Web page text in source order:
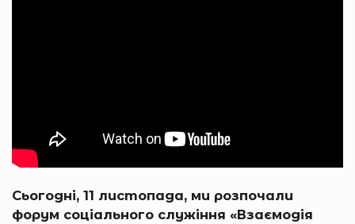
Сьогодні, 11 листопада, ми розпочали
форум соціального служіння «Взаємодія